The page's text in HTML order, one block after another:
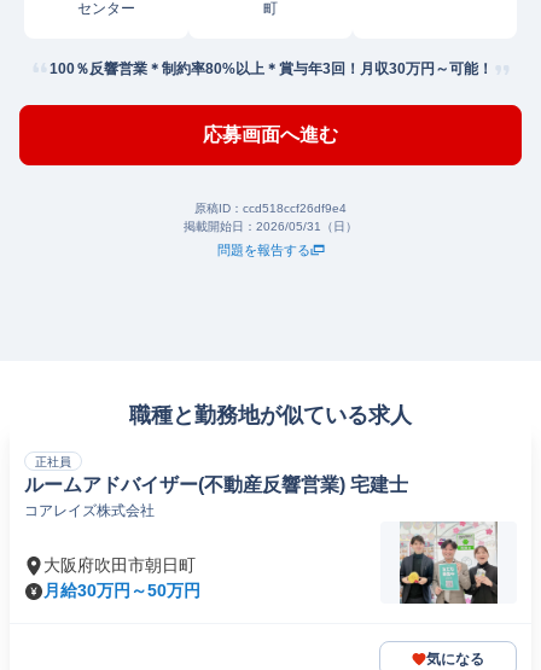
センター 町
100％反響営業＊制約率80%以上＊賞与年3回！月収30万円～可能！
応募画面へ進む
原稿ID： ccd518ccf26df9e4
掲載開始日： 2026/05/31（日）
問題を報告する
職種と勤務地が似ている求人
正社員
ルームアドバイザー(不動産反響営業) 宅建士
コアレイズ株式会社
大阪府吹田市朝日町
月給30万円～50万円
気になる